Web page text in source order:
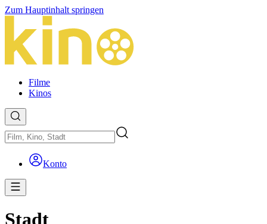
Zum Hauptinhalt springen
Filme
Kinos
Konto
Stadt